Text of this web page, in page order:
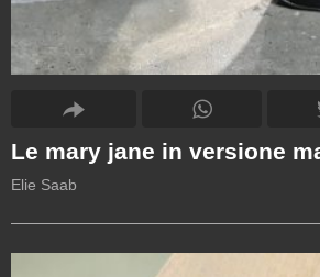
Le mary jane in versione
Elie Saab